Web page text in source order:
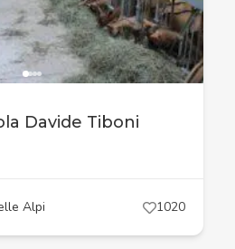
Davide Tiboni
Alpi 1020